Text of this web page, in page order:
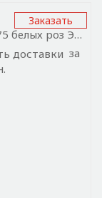
Заказать
Букет из 75 белых роз Эквадор
за